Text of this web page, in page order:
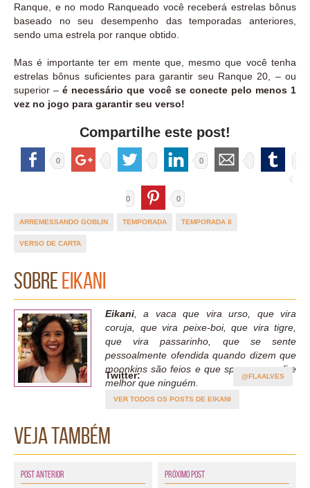
Ranque, e no modo Ranqueado você receberá estrelas bônus
baseado no seu desempenho das temporadas anteriores,
sendo uma estrela por ranque obtido.
Mas é importante ter em mente que, mesmo que você tenha
estrelas bônus suficientes para garantir seu Ranque 20, – ou
superior – é necessário que você se conecte pelo menos 1
vez no jogo para garantir seu verso!
Compartilhe este post!
0 0
0 0
ARREMESSANDO GOBLIN TEMPORADA TEMPORADA 8
VERSO DE CARTA
SobreEikani
Eikani , a vaca que vira urso, que vira
coruja, que vira peixe-boi, que vira tigre,
que vira passarinho, que se sente
pessoalmente ofendida quando dizem que
moonkins são feios e que spama moonfire
melhor que ninguém.
Twitter: @FLAALVES
VER TODOS OS POSTS DE EIKANI
Veja também
Post Anterior Próximo Post